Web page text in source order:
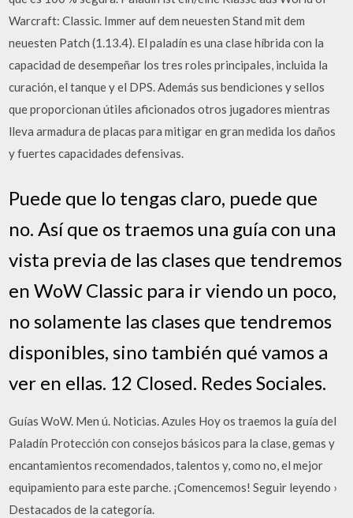
Warcraft: Classic. Immer auf dem neuesten Stand mit dem
neuesten Patch (1.13.4). El paladín es una clase híbrida con la
capacidad de desempeñar los tres roles principales, incluida la
curación, el tanque y el DPS. Además sus bendiciones y sellos
que proporcionan útiles aficionados otros jugadores mientras
lleva armadura de placas para mitigar en gran medida los daños
y fuertes capacidades defensivas.
Puede que lo tengas claro, puede que
no. Así que os traemos una guía con una
vista previa de las clases que tendremos
en WoW Classic para ir viendo un poco,
no solamente las clases que tendremos
disponibles, sino también qué vamos a
ver en ellas. 12 Closed. Redes Sociales.
Guías WoW. Men ú. Noticias. Azules Hoy os traemos la guía del
Paladín Protección con consejos básicos para la clase, gemas y
encantamientos recomendados, talentos y, como no, el mejor
equipamiento para este parche. ¡Comencemos! Seguir leyendo ›
Destacados de la categoría.